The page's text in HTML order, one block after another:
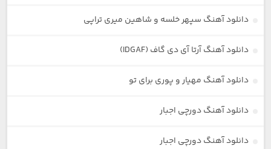
دانلود آهنگ سپهر خلسه و شاهین میری تراپی
دانلود آهنگ آرتا آی دی گاف (IDGAF)
دانلود آهنگ مهیار و پوری برای تو
دانلود آهنگ دورچی اجبار
دانلود آهنگ دورچی اجبار